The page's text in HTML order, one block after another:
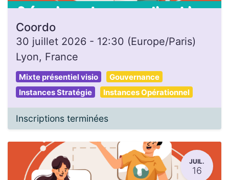
Coordo
30 juillet 2026 - 12:30 (Europe/Paris)
Lyon, France
Mixte présentiel visio
Gouvernance
Instances Stratégie
Instances Opérationnel
Inscriptions terminées
JUIL.
16